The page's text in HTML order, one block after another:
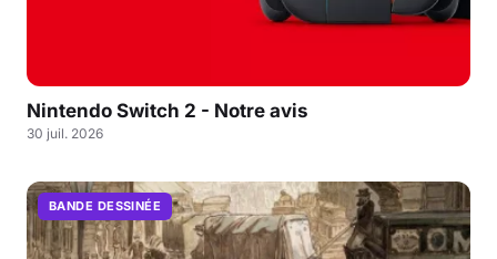
Nintendo Switch 2 - Notre avis
30 juil. 2026
BANDE DESSINÉE